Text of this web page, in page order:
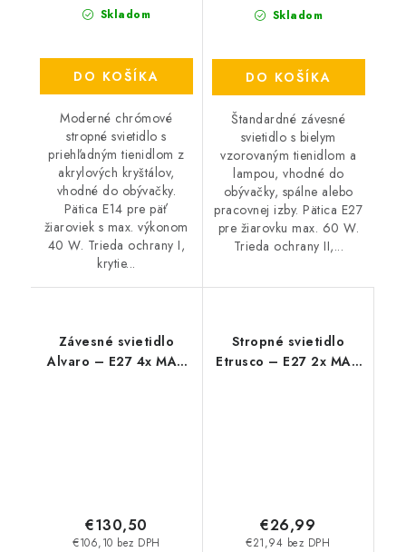
Skladom
DO KOŠÍKA
Moderné chrómové
stropné svietidlo s
priehľadným tienidlom z
akrylových kryštálov,
vhodné do obývačky.
Pätica E14 pre päť
žiaroviek s max. výkonom
40 W. Trieda ochrany I,
krytie...
Skladom
DO KOŠÍKA
Štandardné závesné
svietidlo s bielym
vzorovaným tienidlom a
lampou, vhodné do
obývačky, spálne alebo
pracovnej izby. Pätica E27
pre žiarovku max. 60 W.
Trieda ochrany II,...
Závesné svietidlo
Alvaro – E27 4x MAX
€106,10 bez DPH
€130,50
Stropné svietidlo
Etrusco – E27 2x MAX
€21,94 bez DPH
€26,99